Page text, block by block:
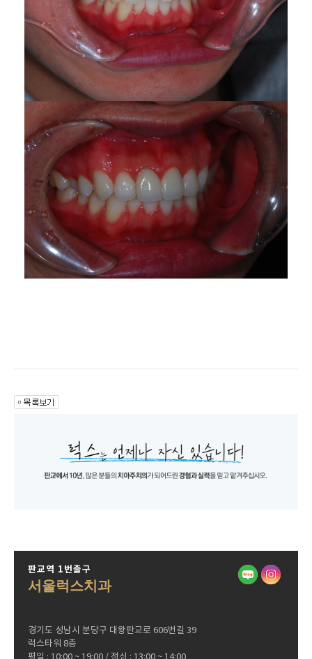
판교역 1번출구
서울럭스치과
경기도 성남시 분당구 대왕판교로 606번길 39
럭스타워 8층